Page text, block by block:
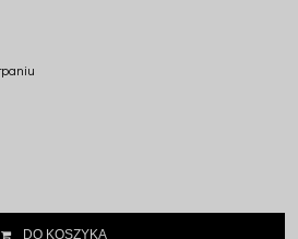
DO KOSZYKA